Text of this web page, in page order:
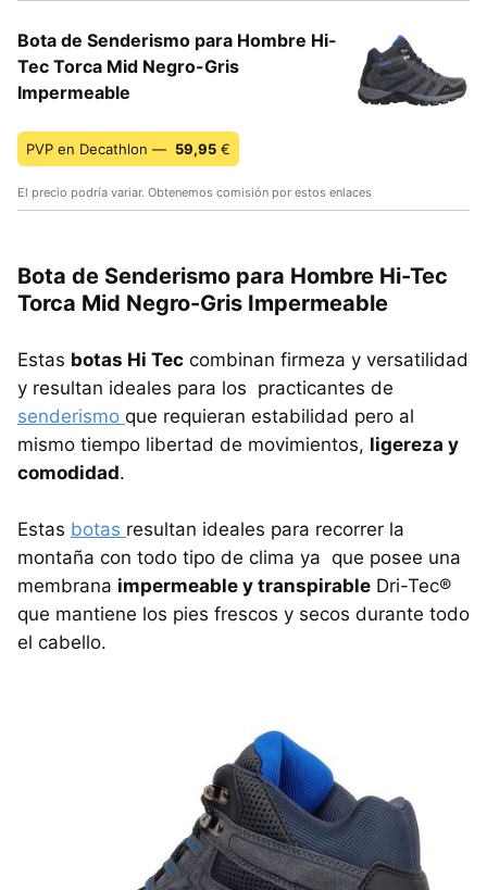
Bota de Senderismo para Hombre Hi-
Tec Torca Mid Negro-Gris
Impermeable
PVP en Decathlon — 59,95 €
El precio podría variar. Obtenemos comisión por estos enlaces
Bota de Senderismo para Hombre Hi-Tec
Torca Mid Negro-Gris Impermeable
Estas botas Hi Tec combinan firmeza y versatilidad
y resultan ideales para los practicantes de
senderismo que requieran estabilidad pero al
mismo tiempo libertad de movimientos, ligereza y
comodidad.
Estas botas resultan ideales para recorrer la
montaña con todo tipo de clima ya que posee una
membrana impermeable y transpirable Dri-Tec®
que mantiene los pies frescos y secos durante todo
el cabello.